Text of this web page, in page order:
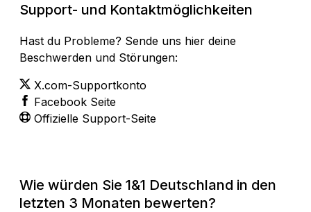
Support- und Kontaktmöglichkeiten
Hast du Probleme? Sende uns hier deine
Beschwerden und Störungen:
X.com-Supportkonto
Facebook Seite
Offizielle Support-Seite
Wie würden Sie 1&1 Deutschland in den
letzten 3 Monaten bewerten?